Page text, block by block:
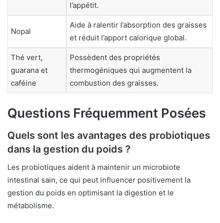
l’appétit.
Nopal
Aide à ralentir l’absorption des graisses
et réduit l’apport calorique global.
Thé vert,
guarana et
caféine
Possèdent des propriétés
thermogéniques qui augmentent la
combustion des graisses.
Questions Fréquemment Posées
Quels sont les avantages des probiotiques
dans la gestion du poids ?
Les probiotiques aident à maintenir un microbiote
intestinal sain, ce qui peut influencer positivement la
gestion du poids en optimisant la digestion et le
métabolisme.